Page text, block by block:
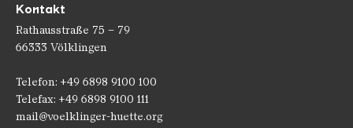
Kontakt
Rathausstraße 75 – 79
66333 Völklingen
Telefon: +49 6898 9100 100
Telefax: +49 6898 9100 111
mail@voelklinger-huette.org